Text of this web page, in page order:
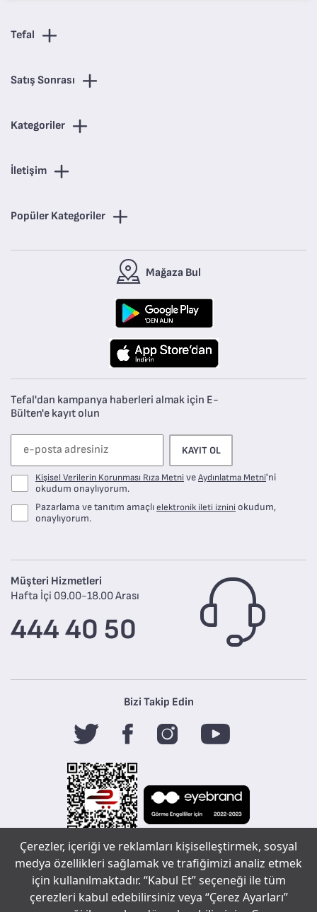
Çerezler, içeriği ve reklamları kişiselleştirmek, sosyal
medya özellikleri sağlamak ve trafiğimizi analiz etmek
için kullanılmaktadır. “Kabul Et” seçeneği ile tüm
çerezleri kabul edebilirsiniz veya “Çerez Ayarları”
Tefal
Satış Sonrası
Kategoriler
İletişim
Popüler Kategoriler
Mağaza Bul
Tefal'dan kampanya haberleri almak için E-
Bülten'e kayıt olun
KAYIT OL
Kişisel Verilerin Korunması Rıza MetniveAydınlatma Metni'ni
okudum onaylıyorum.
Pazarlama ve tanıtım amaçlıelektronik ileti iznini okudum,
onaylıyorum.
Müşteri Hizmetleri
Hafta İçi 09.00-18.00 Arası
444 40 50
Bizi Takip Edin
Copyright ©
Tefal